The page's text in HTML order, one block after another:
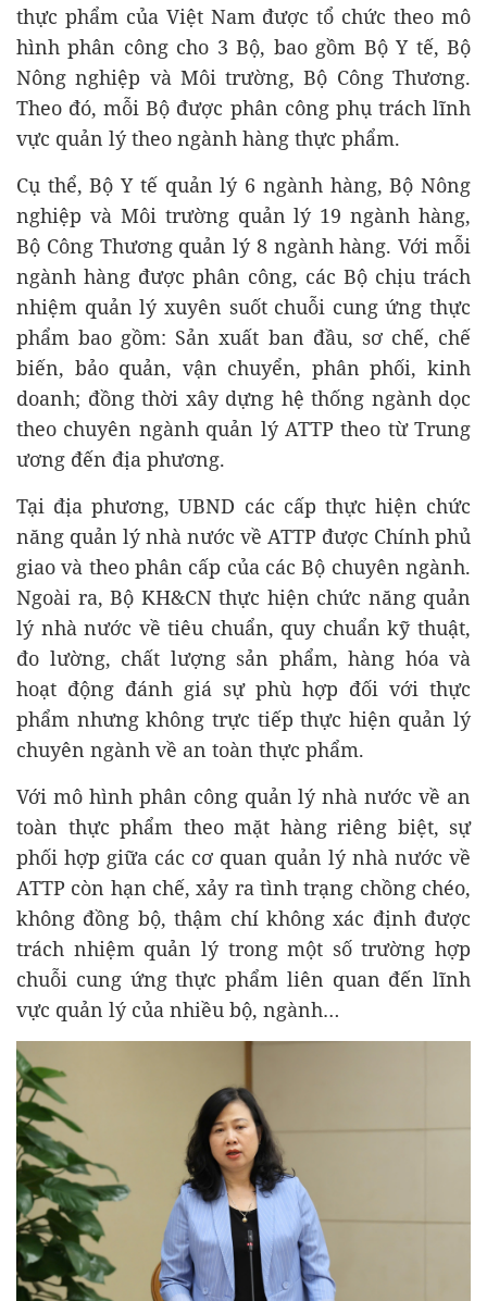
thực phẩm của Việt Nam được tổ chức theo mô
hình phân công cho 3 Bộ, bao gồm Bộ Y tế, Bộ
Nông nghiệp và Môi trường, Bộ Công Thương.
Theo đó, mỗi Bộ được phân công phụ trách lĩnh
vực quản lý theo ngành hàng thực phẩm.
Cụ thể, Bộ Y tế quản lý 6 ngành hàng, Bộ Nông
nghiệp và Môi trường quản lý 19 ngành hàng,
Bộ Công Thương quản lý 8 ngành hàng. Với mỗi
ngành hàng được phân công, các Bộ chịu trách
nhiệm quản lý xuyên suốt chuỗi cung ứng thực
phẩm bao gồm: Sản xuất ban đầu, sơ chế, chế
biến, bảo quản, vận chuyển, phân phối, kinh
doanh; đồng thời xây dựng hệ thống ngành dọc
theo chuyên ngành quản lý ATTP theo từ Trung
ương đến địa phương.
Tại địa phương, UBND các cấp thực hiện chức
năng quản lý nhà nước về ATTP được Chính phủ
giao và theo phân cấp của các Bộ chuyên ngành.
Ngoài ra, Bộ KH&CN thực hiện chức năng quản
lý nhà nước về tiêu chuẩn, quy chuẩn kỹ thuật,
đo lường, chất lượng sản phẩm, hàng hóa và
hoạt động đánh giá sự phù hợp đối với thực
phẩm nhưng không trực tiếp thực hiện quản lý
chuyên ngành về an toàn thực phẩm.
Với mô hình phân công quản lý nhà nước về an
toàn thực phẩm theo mặt hàng riêng biệt, sự
phối hợp giữa các cơ quan quản lý nhà nước về
ATTP còn hạn chế, xảy ra tình trạng chồng chéo,
không đồng bộ, thậm chí không xác định được
trách nhiệm quản lý trong một số trường hợp
chuỗi cung ứng thực phẩm liên quan đến lĩnh
vực quản lý của nhiều bộ, ngành…